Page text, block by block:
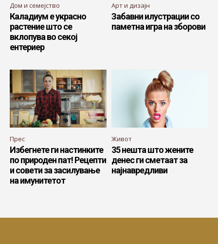
Дом и семејство
Каладиум е украсно
растение што се
вклопува во секој
ентериер
Арт и дизајн
Забавни илустрации со
паметна игра на зборови
Прес
Избегнете ги настинките
по природен пат! Рецепти
и совети за засилување
на имунитетот
Живот
35 нешта што жените
денес ги сметаат за
најнавредливи